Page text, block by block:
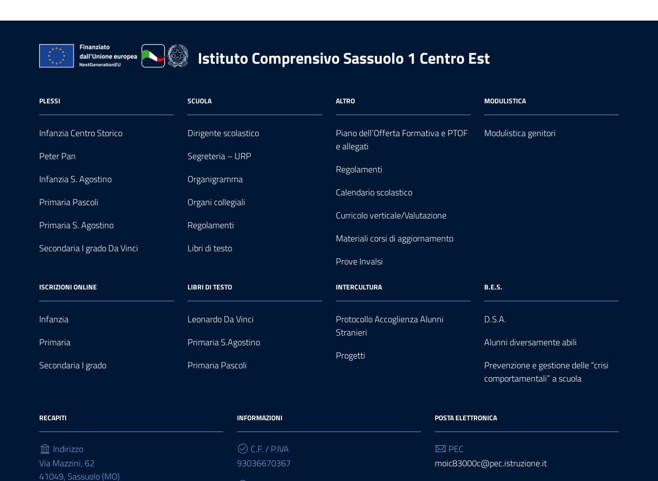
Istituto Comprensivo Sassuolo 1 Centro Est
PLESSI
Infanzia Centro Storico
Peter Pan
Infanzia S. Agostino
Primaria Pascoli
Primaria S. Agostino
Secondaria I grado Da Vinci
SCUOLA
Dirigente scolastico
Segreteria – URP
Organigramma
Organi collegiali
Regolamenti
Libri di testo
ALTRO
Piano dell’Offerta Formativa e PTOF
e allegati
Regolamenti
Calendario scolastico
Curricolo verticale/Valutazione
Materiali corsi di aggiornamento
Prove Invalsi
MODULISTICA
Modulistica genitori
ISCRIZIONI ONLINE
Infanzia
Primaria
Secondaria I grado
LIBRI DI TESTO
Leonardo Da Vinci
Primaria S.Agostino
Primaria Pascoli
INTERCULTURA
Protocollo Accoglienza Alunni
Stranieri
Progetti
B.E.S.
D.S.A.
Alunni diversamente abili
Prevenzione e gestione delle “crisi
comportamentali” a scuola
RECAPITI
Indirizzo
Via Mazzini, 62
41049, Sassuolo (MO)
INFORMAZIONI
C.F. / P.IVA
93036670367
POSTA ELETTRONICA
PEC
moic83000c@pec.istruzione.it